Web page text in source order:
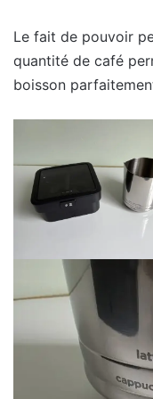
Le fait de pouvoir
quantité de café
boisson